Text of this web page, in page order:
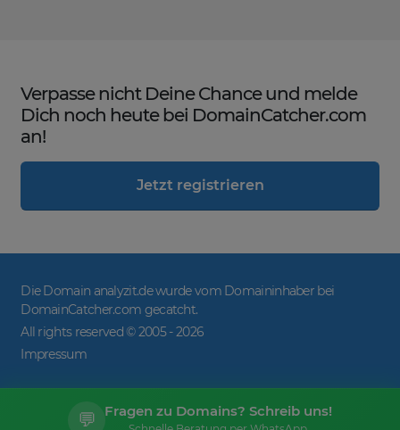
Verpasse nicht Deine Chance und melde
Dich noch heute bei DomainCatcher.com
an!
Jetzt registrieren
Die Domain analyzit.de wurde vom Domaininhaber bei
DomainCatcher.com gecatcht.
All rights reserved © 2005 -2026
Impressum
💬 Fragen zu Domains? Schreib uns!